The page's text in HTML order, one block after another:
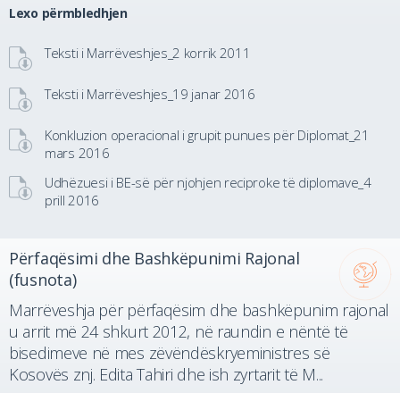
Lexo përmbledhjen
Teksti i Marrëveshjes_2 korrik 2011
Teksti i Marrëveshjes_19 janar 2016
Konkluzion operacional i grupit punues për Diplomat_21
mars 2016
Udhëzuesi i BE-së për njohjen reciproke të diplomave_4
prill 2016
Përfaqësimi dhe Bashkëpunimi Rajonal
(fusnota)
Marrëveshja për përfaqësim dhe bashkëpunim rajonal
u arrit më 24 shkurt 2012, në raundin e nëntë të
bisedimeve në mes zëvëndëskryeministres së
Kosovës znj. Edita Tahiri dhe ish zyrtarit të M...